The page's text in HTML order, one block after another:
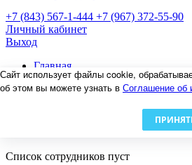
+7 (843) 567-1-444 +7 (967) 372-55-90
Личный кабинет
Выход
Главная
Счет дома
Заявки
Список сотрудников пуст
Сайт использует файлы cookie,
об этом вы можете узнать в Соглашение об